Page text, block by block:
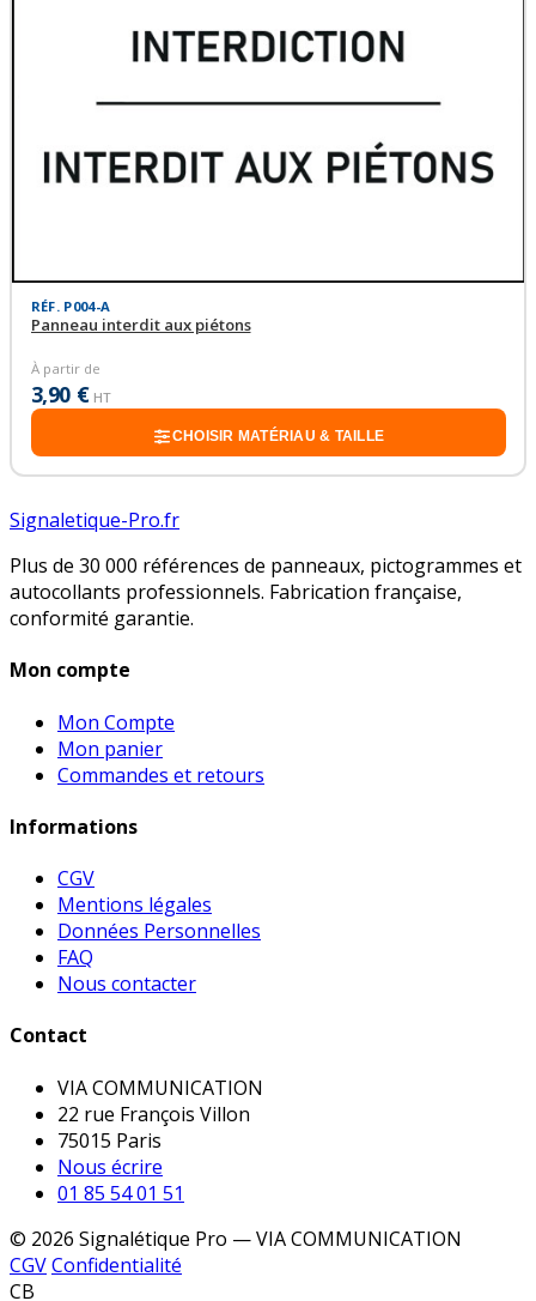
RÉF. P004-A
Panneau interdit aux piétons
À partir de
3,90 € HT
CHOISIR MATÉRIAU & TAILLE
Signaletique-Pro.fr
Plus de 30 000 références de panneaux, pictogrammes et
autocollants professionnels. Fabrication française,
conformité garantie.
Mon compte
Mon Compte
Mon panier
Commandes et retours
Informations
CGV
Mentions légales
Données Personnelles
FAQ
Nous contacter
Contact
VIA COMMUNICATION
22 rue François Villon
75015 Paris
Nous écrire
01 85 54 01 51
© 2026 Signalétique Pro — VIA COMMUNICATION
CGVConfidentialité
CB